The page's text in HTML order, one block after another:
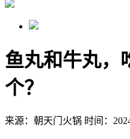
鱼丸和牛丸，
个？
来源：朝天门火锅 时间：